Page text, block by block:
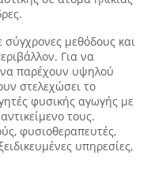
μεθόδους και
Για να
παρέχουν υψηλού
στελεχώσει το
φυσικής αγωγής με
τους.
φυσιοθεραπευτές,
υπηρεσίες,